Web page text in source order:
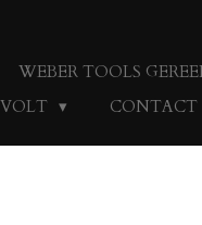
WEBER TOOLS
CONTACT